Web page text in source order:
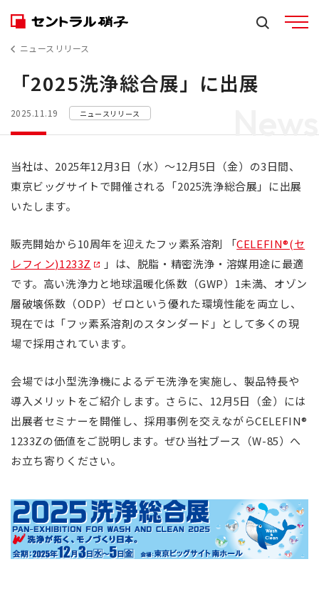
ニュースリリース
News
「2025洗浄総合展」に出展
2025.11.19 ニュースリリース
当社は、2025年12月3日（水）～12月5日（金）の3日間、
東京ビッグサイトで開催される「2025洗浄総合展」に出展
いたします。
販売開始から10周年を迎えたフッ素系溶剤 「CELEFIN®(セ
レフィン)1233Z
」は、脱脂・精密洗浄・溶媒用途に最適
です。高い洗浄力と地球温暖化係数（GWP）1未満、オゾン
層破壊係数（ODP）ゼロという優れた環境性能を両立し、
現在では「フッ素系溶剤のスタンダード」として多くの現
場で採用されています。
会場では小型洗浄機によるデモ洗浄を実施し、製品特長や
導入メリットをご紹介します。さらに、12月5日（金）には
出展者セミナーを開催し、採用事例を交えながらCELEFIN®
1233Zの価値をご説明します。ぜひ当社ブース（W-85）へ
お立ち寄りください。